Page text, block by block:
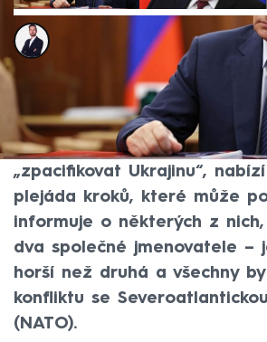
Tomáš Kačmár
8. čvc 2026, 05:11
Ruský autoritářský vládce
řeší možnosti, jak dál
světě. I když se mu už
„zpacifikovat Ukrajinu“,
plejáda kroků, které může
informuje o některých z
dva společné jmenovatele –
horší než druhá a všechny
konfliktu se
(NATO).